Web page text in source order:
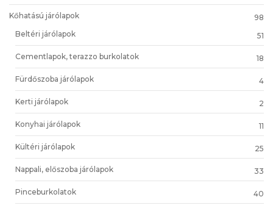
Kőhatású járólapok
98
Beltéri járólapok
51
Cementlapok, terazzo burkolatok 18
Fürdőszoba járólapok 4
Kerti járólapok 2
Konyhai járólapok 11
Kültéri járólapok 25
Nappali, előszoba járólapok 33
Pinceburkolatok 40